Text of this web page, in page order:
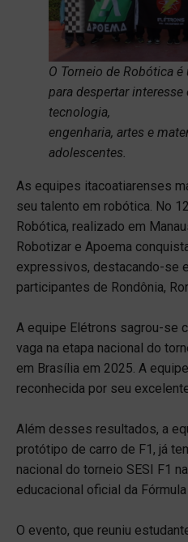
O Torneio de Robótica
para despertar interesse
tecnologia,
engenharia, artes e
adolescentes.
As equipes itacoatiarenses
seu talento em robótica. No
Robótica, realizado em
Robotizar e Apoema
expressivos, destacando-se
participantes de Rondônia,
A equipe Elétrons sagrou-se
vaga na etapa nacional do
em Brasília em 2025. A
reconhecida por seu
Além desses resultados, a
protótipo de carro de F1, já
nacional do torneio SESI F1
educacional oficial da Fórmula
O evento, que reuniu